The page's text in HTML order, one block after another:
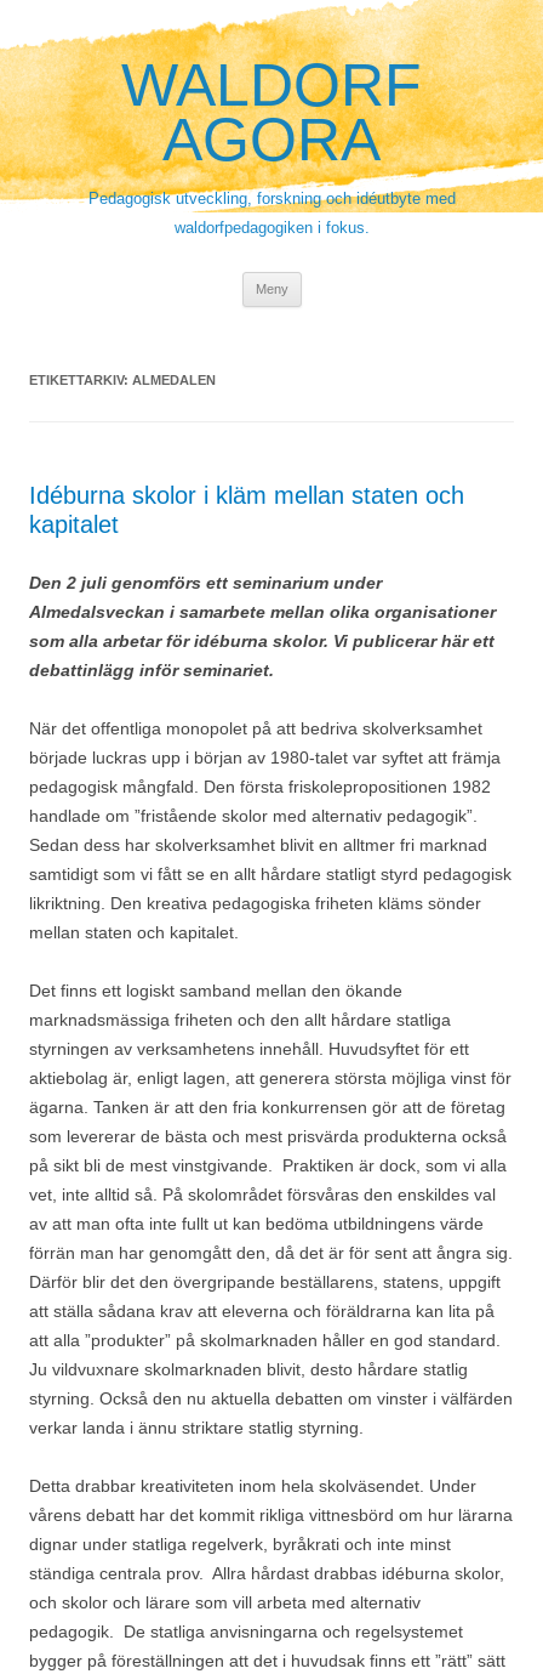
innehåll
WALDORF
AGORA
Pedagogisk utveckling, forskning och idéutbyte med
waldorfpedagogiken i fokus.
Meny
ETIKETTARKIV: ALMEDALEN
Idéburna skolor i kläm mellan staten och
kapitalet
Den 2 juli genomförs ett seminarium under
Almedalsveckan i samarbete mellan olika organisationer
som alla arbetar för idéburna skolor. Vi publicerar här ett
debattinlägg inför seminariet.
När det offentliga monopolet på att bedriva skolverksamhet
började luckras upp i början av 1980-talet var syftet att främja
pedagogisk mångfald. Den första friskolepropositionen 1982
handlade om ”fristående skolor med alternativ pedagogik”.
Sedan dess har skolverksamhet blivit en alltmer fri marknad
samtidigt som vi fått se en allt hårdare statligt styrd pedagogisk
likriktning. Den kreativa pedagogiska friheten kläms sönder
mellan staten och kapitalet.
Det finns ett logiskt samband mellan den ökande
marknadsmässiga friheten och den allt hårdare statliga
styrningen av verksamhetens innehåll. Huvudsyftet för ett
aktiebolag är, enligt lagen, att generera största möjliga vinst för
ägarna. Tanken är att den fria konkurrensen gör att de företag
som levererar de bästa och mest prisvärda produkterna också
på sikt bli de mest vinstgivande. Praktiken är dock, som vi alla
vet, inte alltid så. På skolområdet försvåras den enskildes val
av att man ofta inte fullt ut kan bedöma utbildningens värde
förrän man har genomgått den, då det är för sent att ångra sig.
Därför blir det den övergripande beställarens, statens, uppgift
att ställa sådana krav att eleverna och föräldrarna kan lita på
att alla ”produkter” på skolmarknaden håller en god standard.
Ju vildvuxnare skolmarknaden blivit, desto hårdare statlig
styrning. Också den nu aktuella debatten om vinster i välfärden
verkar landa i ännu striktare statlig styrning.
Detta drabbar kreativiteten inom hela skolväsendet. Under
vårens debatt har det kommit rikliga vittnesbörd om hur lärarna
dignar under statliga regelverk, byråkrati och inte minst
ständiga centrala prov. Allra hårdast drabbas idéburna skolor,
och skolor och lärare som vill arbeta med alternativ
pedagogik. De statliga anvisningarna och regelsystemet
bygger på föreställningen att det i huvudsak finns ett ”rätt” sätt